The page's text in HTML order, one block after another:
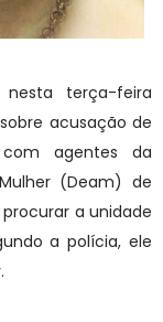
terça-feira
acusação de
agentes da
(Deam) de
a unidade
a polícia, ele